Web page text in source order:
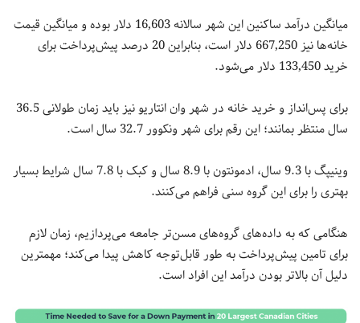
میانگین درآمد ساکنین این شهر سالانه 16,603 دلار بوده و میانگین قیمت
خانه‌ها نیز 667,250 دلار است، بنابراین 20 درصد پیش‌پرداخت برای
خرید 133,450 دلار می‌شود.
برای پس‌انداز و خرید خانه در شهر وان انتاریو نیز باید زمان طولانی 36.5
سال منتظر بمانند؛ این رقم برای شهر ونکوور 32.7 سال است.
وینیپگ با 9.3 سال، ادمونتون با 8.9 سال و کبک با 7.8 سال شرایط بسیار
بهتری را برای این گروه سنی فراهم می‌کنند.
هنگامی که به داده‌های گروه‌های مسن‌تر جامعه می‌پردازیم، زمان لازم
برای تامین پیش‌پرداخت به طور قابل‌توجه کاهش پیدا می‌کند؛ مهمترین
دلیل آن بالاتر بودن درآمد این افراد است.